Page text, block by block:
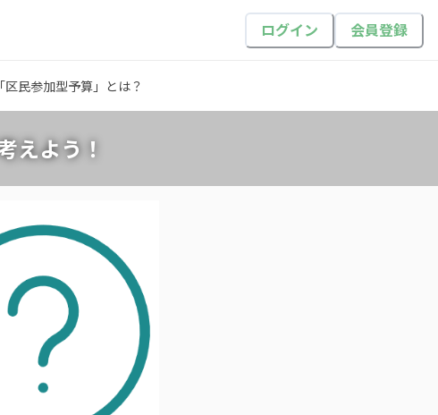
ログイン 会員登録
区民参加型予算」とは？
えよう！